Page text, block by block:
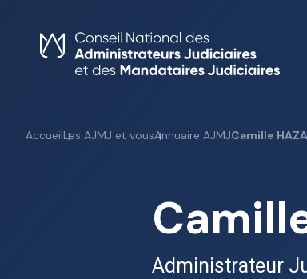
content
AccueilLes AJMJ et vousAnnuaire AJMJCamille
Administrateur